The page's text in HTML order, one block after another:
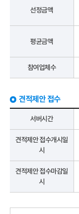
선정금액
평균금액
참여업체수
견적제안 접수
서버시간
견적제안 접수개시일
시
견적제안 접수마감일
시